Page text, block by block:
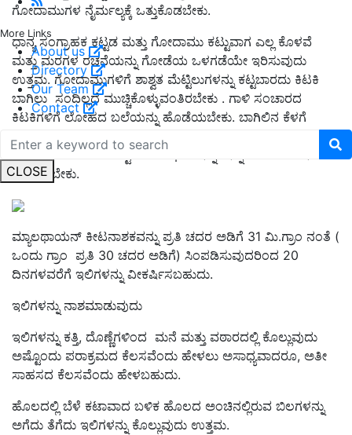
More Links
About us
Directory
Our Team
Contact
CLOSE
ಗೋದಾಮುಗಳ ನೈರ್ಮಲ್ಯಕ್ಕೆ ಒತ್ತುಕೊಡಬೇಕು.
ಧಾನ್ಯ ಸಂಗ್ರಾಹಕ ಕಟ್ಟಡ ಮತ್ತು ಗೋದಾಮು ಕಟ್ಟುವಾಗ ಎಲ್ಲ ಕೊಳವೆ
ಮತ್ತು ಮರಗಳ ರಚನೆಯನ್ನು ಗೋಡೆಯ ಒಳಗಡೆಯೇ ಇರಿಸುವುದು
ಉತ್ತಮ.ಗೋದಾಮುಗಳಿಗೆ ಶಾಶ್ವತ ಮೆಟ್ಟಿಲುಗಳನ್ನು ಕಟ್ಟಬಾರದು ಕಿಟಕಿ
ಬಾಗಿಲು ಸಂದಿಲ್ಲದೆ ಮುಚ್ಚಿಕೊಳ್ಳುವಂತಿರಬೇಕು . ಗಾಳಿ ಸಂಚಾರದ
ಕಿಟಕಿಗಳಿಗೆ ಲೋಹದ ಬಲೆಯನ್ನು ಹೊಡೆಯಬೇಕು. ಬಾಗಿಲಿನ ಕೆಳಗೆ
ಧಾನ್ಯ
ಶೇಖರಿಸುವ ಮೊದಲು ಕಟ್ಟಡದ ಒಳಭಾಗವನ್ನು ಚೆನ್ನಾಗಿ ಪರಿಶೀಲಿಸಿ ನಂತರ
ಶೇಖರಿಸಬೇಕು.
ಮ್ಯಾಲಥಾಯನ್ ಕೀಟನಾಶಕವನ್ನು ಪ್ರತಿ ಚದರ ಅಡಿಗೆ 31 ಮಿ.ಗ್ರಾಂ ನಂತೆ (
ಒಂದು ಗ್ರಾಂ ಪ್ರತಿ 30 ಚದರ ಅಡಿಗೆ) ಸಿಂಪಡಿಸುವುದರಿಂದ 20
ದಿನಗಳವರೆಗೆ ಇಲಿಗಳನ್ನು ವೀಕರ್ಷಿಸಬಹುದು.
ಇಲಿಗಳನ್ನು ನಾಶಮಾಡುವುದು
ಇಲಿಗಳನ್ನು ಕತ್ತಿ, ದೊಣ್ಣೆಗಳಿಂದ ಮನೆ ಮತ್ತು ವಠಾರದಲ್ಲಿ ಕೊಲ್ಲುವುದು
ಅಷ್ಟೊಂದು ಪರಾಕ್ರಮದ ಕೆಲಸವೆಂದು ಹೇಳಲು ಅಸಾಧ್ಯವಾದರೂ, ಅತೀ
ಸಾಹಸದ ಕೆಲಸವೆಂದು ಹೇಳಬಹುದು.
ಹೊಲದಲ್ಲಿ ಬೆಳೆ ಕಟಾವಾದ ಬಳಿಕ ಹೊಲದ ಅಂಚಿನಲ್ಲಿರುವ ಬಿಲಗಳನ್ನು
ಅಗೆದು ತೆಗೆದು ಇಲಿಗಳನ್ನು ಕೊಲ್ಲುವುದು ಉತ್ತಮ.